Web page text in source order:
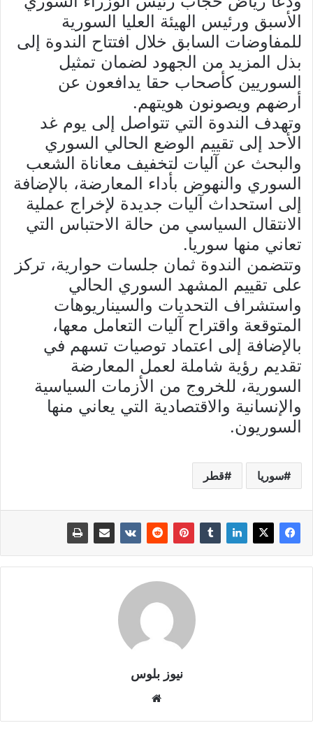
الأسبق ورئيس الهيئة العليا السورية
للمفاوضات السابق خلال افتتاح الندوة إلى
بذل المزيد من الجهود لضمان تمثيل
السوريين كأصحاب حقا يدافعون عن
أرضهم ويصونون هويتهم.
وتهدف الندوة التي تتواصل إلى يوم غد
الأحد إلى تقييم الوضع الحالي السوري
والبحث عن آليات لتخفيف معاناة الشعب
السوري والنهوض بأداء المعارضة، بالإضافة
إلى استحداث آليات جديدة لإخراج عملية
الانتقال السياسي من حالة الاحتباس التي
تعاني منها سوريا.
وتتضمن الندوة ثمان جلسات حوارية، تركز
على تقييم المشهد السوري الحالي
واستشراف التحديات والسيناريوهات
المتوقعة واقتراح آليات التعامل معها،
بالإضافة إلى اعتماد توصيات تسهم في
تقديم رؤية شاملة لعمل المعارضة
السورية، للخروج من الأزمات السياسية
والإنسانية والاقتصادية التي يعاني منها
السوريون.
سوريا قطر
نيوز بلوس